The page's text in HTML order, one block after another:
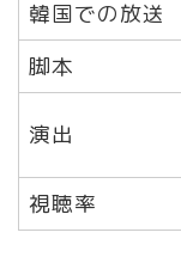
韓国での放送
脚本
演出
視聴率